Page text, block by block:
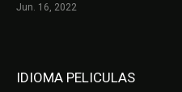
Jun. 16, 2022
IDIOMA PELICULAS